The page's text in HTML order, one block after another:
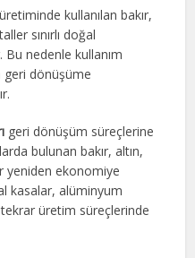
kullanılan bakır,
sınırlı doğal
nedenle kullanım
geri dönüşüme
geri dönüşüm süreçlerine
bulunan bakır, altın,
yeniden ekonomiye
kasalar, alüminyum
üretim süreçlerinde